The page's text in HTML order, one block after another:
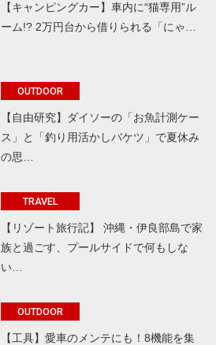
【キャンピングカー】車内に“猫専用”ル
ーム!? 2万円台から借りられる「にゃ…
OUTDOOR
【自由研究】ダイソーの「お魚計測ケー
ス」と「釣り用活かしバケツ」で夏休み
の思…
TRAVEL
【リゾート旅行記】 沖縄・伊良部島で家
族と過ごす、プールサイドで何もしな
い…
OUTDOOR
【工具】愛車のメンテにも！8機能を集